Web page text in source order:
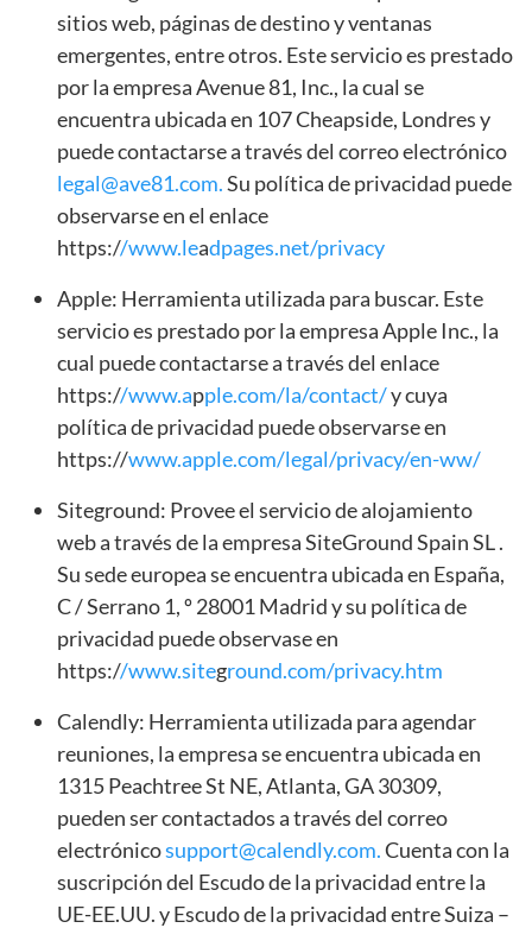
sitios web, páginas de destino y ventanas
emergentes, entre otros. Este servicio es prestado
por la empresa Avenue 81, Inc., la cual se
encuentra ubicada en 107 Cheapside, Londres y
puede contactarse a través del correo electrónico
legal@ave81.com.Su política de privacidad puede
observarse en el enlace
https://www.leadpages.net/privacy
Apple: Herramienta utilizada para buscar. Este
servicio es prestado por la empresa Apple Inc., la
cual puede contactarse a través del enlace
https://www.apple.com/la/contact/y cuya
política de privacidad puede observarse en
https://www.apple.com/legal/privacy/en-ww/
Siteground: Provee el servicio de alojamiento
web a través de la empresa SiteGround Spain SL .
Su sede europea se encuentra ubicada en España,
C / Serrano 1, º 28001 Madrid y su política de
privacidad puede observase en
https://www.siteground.com/privacy.htm
Calendly: Herramienta utilizada para agendar
reuniones, la empresa se encuentra ubicada en
1315 Peachtree St NE, Atlanta, GA 30309,
pueden ser contactados a través del correo
electrónicosupport@calendly.com.Cuenta con la
suscripción del Escudo de la privacidad entre la
UE-EE.UU. y Escudo de la privacidad entre Suiza –